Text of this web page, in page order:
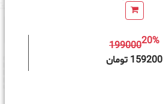
19900020%
159200 تومان